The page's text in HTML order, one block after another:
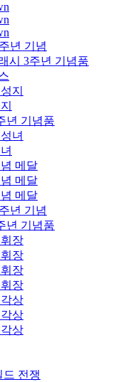
년 기념
시 3주년 기념품
지
년 기념품
녀
메달
메달
메달
년 기념
년 기념품
장
장
장
장
상
상
상
드 전쟁